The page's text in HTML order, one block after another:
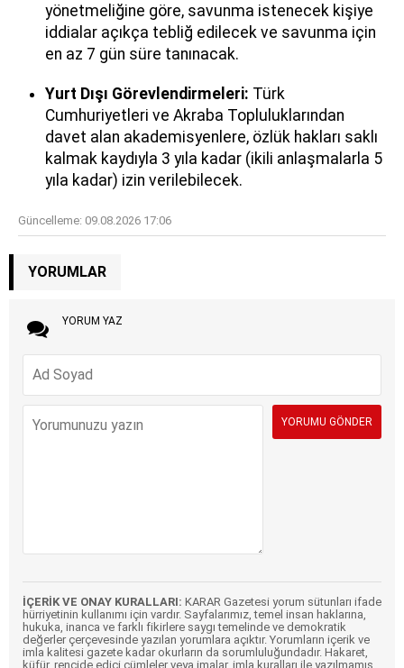
yönetmeliğine göre, savunma istenecek kişiye
iddialar açıkça tebliğ edilecek ve savunma için
en az 7 gün süre tanınacak.
Yurt Dışı Görevlendirmeleri: Türk
Cumhuriyetleri ve Akraba Topluluklarından
davet alan akademisyenlere, özlük hakları saklı
kalmak kaydıyla 3 yıla kadar (ikili anlaşmalarla 5
yıla kadar) izin verilebilecek.
Güncelleme: 09.08.2026 17:06
YORUMLAR
YORUM YAZ
İÇERİK VE ONAY KURALLARI: KARAR Gazetesi yorum sütunları ifade
hürriyetinin kullanımı için vardır. Sayfalarımız, temel insan haklarına,
hukuka, inanca ve farklı fikirlere saygı temelinde ve demokratik
değerler çerçevesinde yazılan yorumlara açıktır. Yorumların içerik ve
imla kalitesi gazete kadar okurların da sorumluluğundadır. Hakaret,
küfür, rencide edici cümleler veya imalar, imla kuralları ile yazılmamış,